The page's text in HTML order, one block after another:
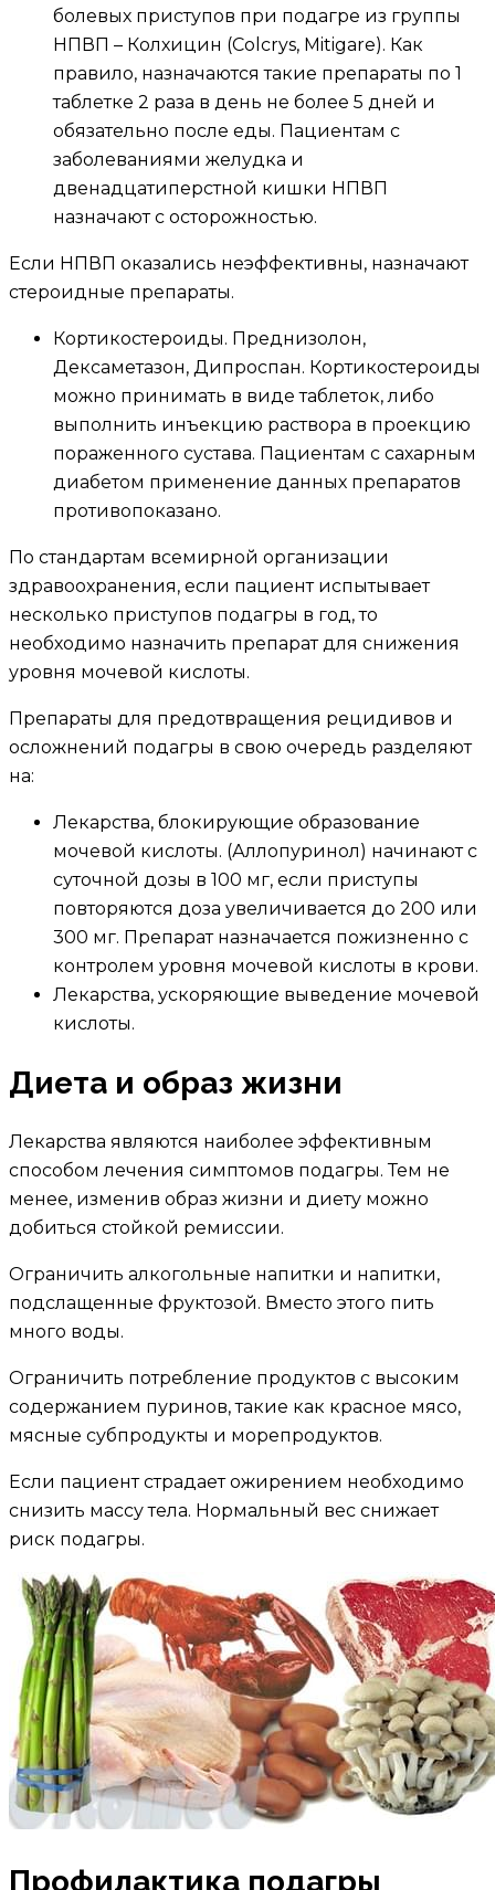
болевых приступов при подагре из группы
НПВП – Колхицин (Colcrys, Mitigare). Как
правило, назначаются такие препараты по 1
таблетке 2 раза в день не более 5 дней и
обязательно после еды. Пациентам с
заболеваниями желудка и
двенадцатиперстной кишки НПВП
назначают с осторожностью.
Если НПВП оказались неэффективны, назначают
стероидные препараты.
Кортикостероиды. Преднизолон,
Дексаметазон, Дипроспан. Кортикостероиды
можно принимать в виде таблеток, либо
выполнить инъекцию раствора в проекцию
пораженного сустава. Пациентам с сахарным
диабетом применение данных препаратов
противопоказано.
По стандартам всемирной организации
здравоохранения, если пациент испытывает
несколько приступов подагры в год, то
необходимо назначить препарат для снижения
уровня мочевой кислоты.
Препараты для предотвращения рецидивов и
осложнений подагры в свою очередь разделяют
на:
Лекарства, блокирующие образование
мочевой кислоты. (Аллопуринол) начинают с
суточной дозы в 100 мг, если приступы
повторяются доза увеличивается до 200 или
300 мг. Препарат назначается пожизненно с
контролем уровня мочевой кислоты в крови.
Лекарства, ускоряющие выведение мочевой
кислоты.
Диета и образ жизни
Лекарства являются наиболее эффективным
способом лечения симптомов подагры. Тем не
менее, изменив образ жизни и диету можно
добиться стойкой ремиссии.
Ограничить алкогольные напитки и напитки,
подслащенные фруктозой. Вместо этого пить
много воды.
Ограничить потребление продуктов с высоким
содержанием пуринов, такие как красное мясо,
мясные субпродукты и морепродуктов.
Если пациент страдает ожирением необходимо
снизить массу тела. Нормальный вес снижает
риск подагры.
Профилактика подагры